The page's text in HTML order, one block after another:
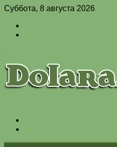
Суббота, 8 августа 2026